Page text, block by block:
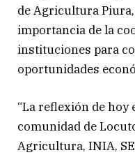
de Agricultura
importancia de la
instituciones para
oportunidades
“La reflexión de hoy
comunidad de
Agricultura, INIA,